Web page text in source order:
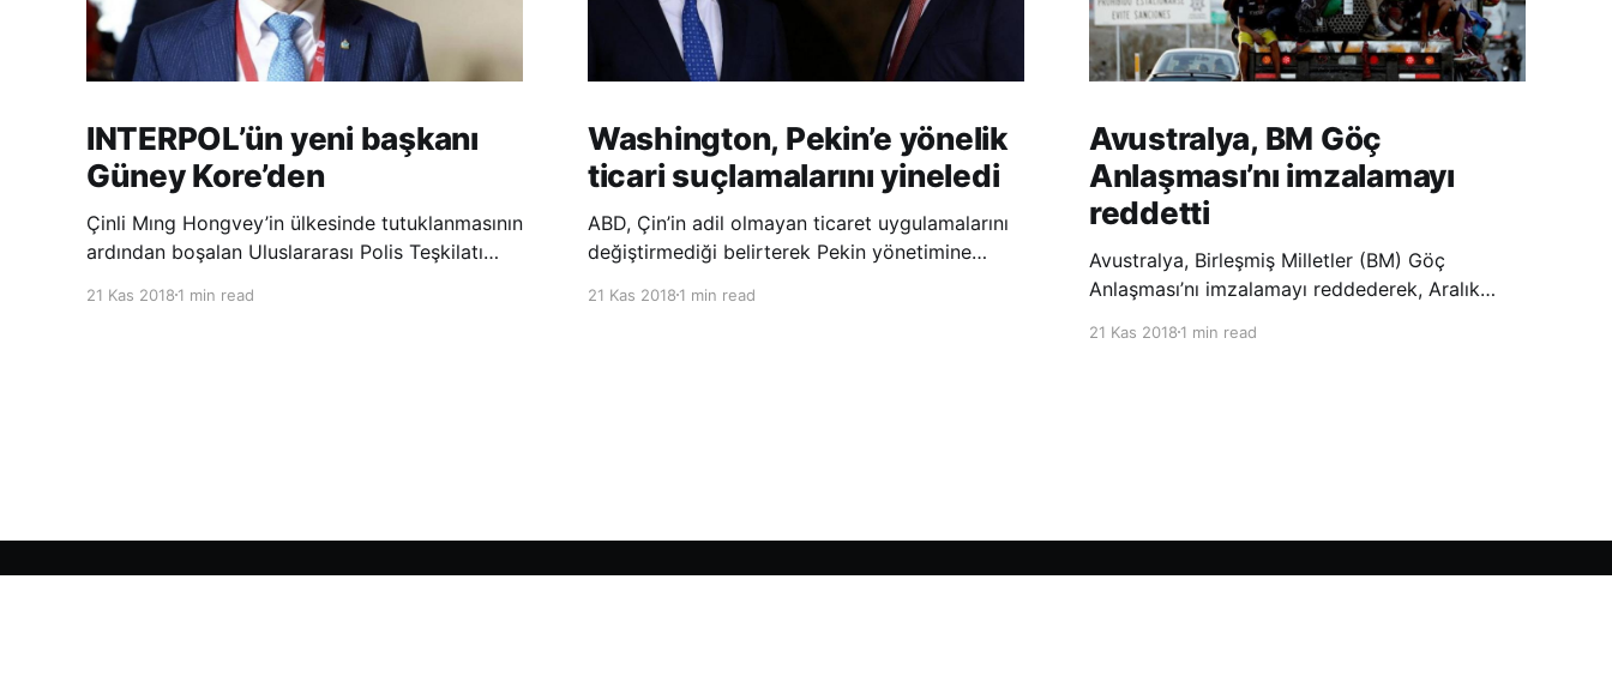
INTERPOL’ün yeni başkanı
Güney Kore’den
Çinli Mıng Hongvey’in ülkesinde tutuklanmasının
ardından boşalan Uluslararası Polis Teşkilatı
Jong Yang seçildi. INTERPOL Genel Kurulu’nun
21 Kas 2018 1 min read
Washington, Pekin’e yönelik
ticari suçlamalarını yineledi
ABD, Çin’in adil olmayan ticaret uygulamalarını
değiştirmediği belirterek Pekin yönetimine
Temsilciliği’nin Çin’in fikri mülkiyet ve teknoloji
21 Kas 20181 min read
Avustralya, BM Göç
Anlaşması’nı imzalamayı
reddetti
Avustralya, Birleşmiş Milletler (BM) Göç
Anlaşması’nı imzalamayı reddederek, Aralık
konferansta BM üyesi ülkeler tarafından
21 Kas 20181 min read